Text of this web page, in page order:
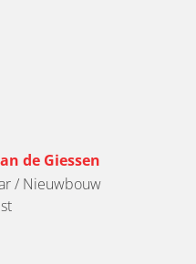
de Giessen
/ Nieuwbouw